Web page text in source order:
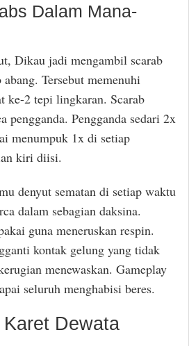
Dalam Mana-
Dikau jadi mengambil scarab
Tersebut memenuhi
ke-2 tepi lingkaran. Scarab
pengganda. Pengganda sedari 2x
menumpuk 1x di setiap
kiri diisi.
denyut sematan di setiap waktu
dalam sebagian daksina.
guna meneruskan respin.
kontak gelung yang tidak
menewaskan. Gameplay
seluruh menghabisi beres.
Dewata